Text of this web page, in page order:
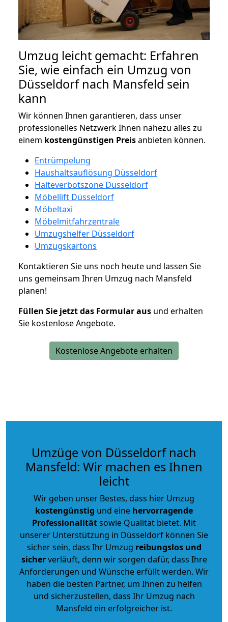
Umzug leicht gemacht: Erfahren
Sie, wie einfach ein Umzug von
Düsseldorf nach Mansfeld sein
kann
Wir können Ihnen garantieren, dass unser
professionelles Netzwerk Ihnen nahezu alles zu
einem kostengünstigen Preisanbieten können.
Entrümpelung
Haushaltsauflösung Düsseldorf
Halteverbotszone Düsseldorf
Möbellift Düsseldorf
Möbeltaxi
Möbelmitfahrzentrale
Umzugshelfer Düsseldorf
Umzugskartons
Kontaktieren Sie uns noch heute und lassen Sie
uns gemeinsam Ihren Umzug nach Mansfeld
planen!
Füllen Sie jetzt das Formular aus und erhalten
Sie kostenlose Angebote.
Kostenlose Angebote erhalten
Umzüge von Düsseldorf nach
Mansfeld: Wir machen es Ihnen
leicht
Wir geben unser Bestes, dass hier Umzug
kostengünstig und eine hervorragende
Professionalitätsowie Qualität bietet. Mit
unserer Unterstützung in Düsseldorf können Sie
sicher sein, dass Ihr Umzug reibungslos und
sicherverläuft, denn wir sorgen dafür, dass Ihre
Anforderungen und Wünsche erfüllt werden. Wir
haben die besten Partner, um Ihnen zu helfen
und sicherzustellen, dass Ihr Umzug nach
Mansfeld ein erfolgreicher ist.